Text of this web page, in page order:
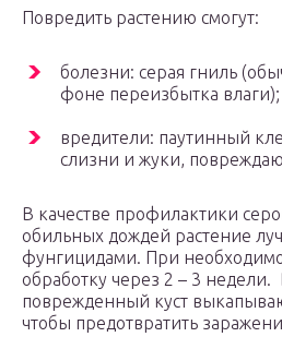
Повредить растению смогут:
болезни: серая гниль
фоне переизбытка влаги);
вредители: паутинный
слизни и жуки,
В качестве профилактики
обильных дождей растение
фунгицидами. При
обработку через 2 – 3
поврежденный куст
чтобы предотвратить